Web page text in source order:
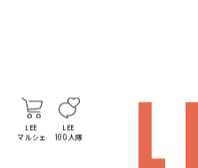
LEE
マルシェ
LEE
100人隊